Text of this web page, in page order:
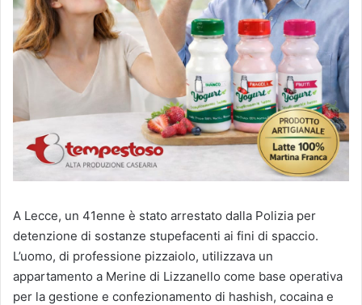
A Lecce, un 41enne è stato arrestato dalla Polizia per
detenzione di sostanze stupefacenti ai fini di spaccio.
L’uomo, di professione pizzaiolo, utilizzava un
appartamento a Merine di Lizzanello come base operativa
per la gestione e confezionamento di hashish, cocaina e